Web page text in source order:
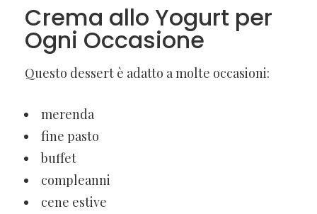
Crema allo Yogurt per
Ogni Occasione
Questo dessert è adatto a molte occasioni:
merenda
fine pasto
buffet
compleanni
cene estive